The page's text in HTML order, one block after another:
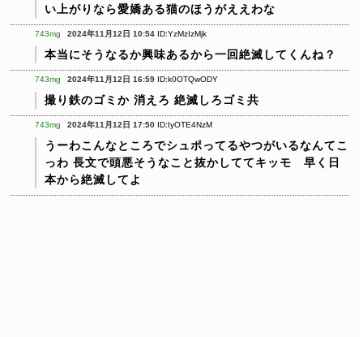
い上がりなら愛嬌ある猫のほうがええわな
743mg 2024年11月12日 10:54 ID:YzMzIzMjk
本当にそうなるか興味あるから一回絶滅してくんね？
743mg 2024年11月12日 16:59 ID:k0OTQwODY
撮り鉄のゴミか 消えろ 絶滅しろゴミ共
743mg 2024年11月12日 17:50 ID:IyOTE4NzM
うーわこんなところでシュポってるやつがいるなんてこ
っわ 長文で頭悪そうなこと抜かしててキッモ 早く日
本から絶滅してよ